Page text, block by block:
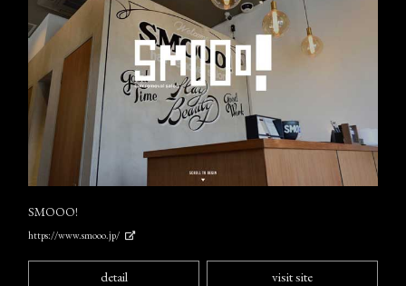
SMOOO!
https://www.smooo.jp/
detail visit site